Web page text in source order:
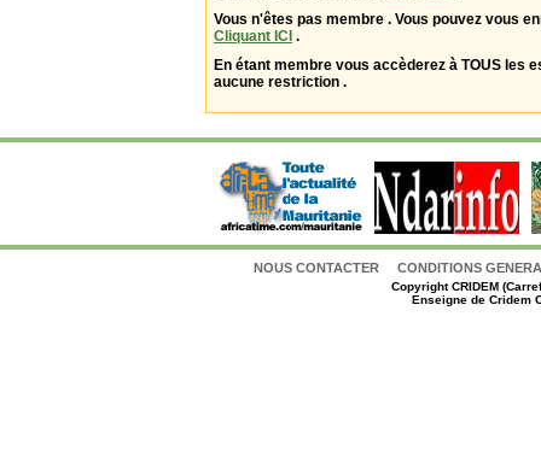
Vous n'êtes pas membre . Vous pouvez vous
Cliquant ICI .
En étant membre vous accèderez à TOUS les
aucune restriction .
NOUS CONTACTER CONDITIONS
CopyrightCRIDEM
Enseigne de Cridem